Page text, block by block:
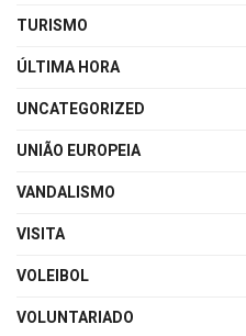
TURISMO
ÚLTIMA HORA
UNCATEGORIZED
UNIÃO EUROPEIA
VANDALISMO
VISITA
VOLEIBOL
VOLUNTARIADO